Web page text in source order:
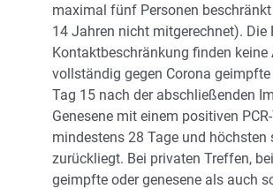
maximal fünf Personen
14 Jahren nicht mitgerechnet). Die
Kontaktbeschränkung finden
vollständig gegen Corona geimpfte
Tag 15 nach der abschließenden
Genesene mit einem positiven
mindestens 28 Tage und höchsten
zurückliegt. Bei privaten Treffen,
geimpfte oder genesene als auch